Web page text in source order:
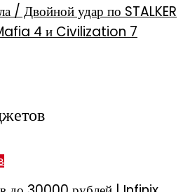
/ Двойной удар по STALKER
4 и Civilization 7